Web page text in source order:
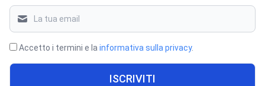
Accetto i termini e la informativa sulla privacy.
ISCRIVITI